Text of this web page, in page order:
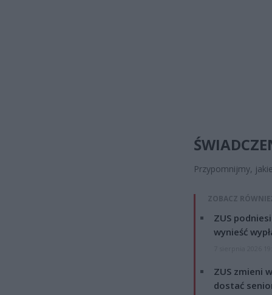
Przypomnijmy,
ZOBACZ
ZUS
wynieść
ZUS zmieni
dostać